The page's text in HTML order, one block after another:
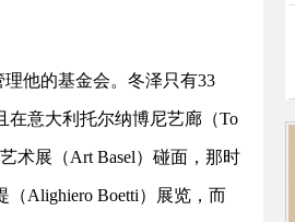
理他的基金会。冬泽只有33
在意大利托尔纳博尼艺廊（To
术展（Art Basel）碰面，那时
Alighiero Boetti）展览，而